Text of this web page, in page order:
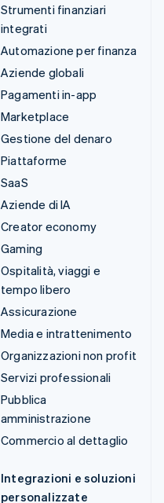
Strumenti finanziari
integrati
Automazione per finanza
Aziende globali
Pagamenti in-app
Marketplace
Gestione del denaro
Piattaforme
SaaS
Aziende di IA
Creator economy
Gaming
Ospitalità, viaggi e
tempo libero
Assicurazione
Media e intrattenimento
Organizzazioni non profit
Servizi professionali
Pubblica
amministrazione
Commercio al dettaglio
Integrazioni e soluzioni
personalizzate